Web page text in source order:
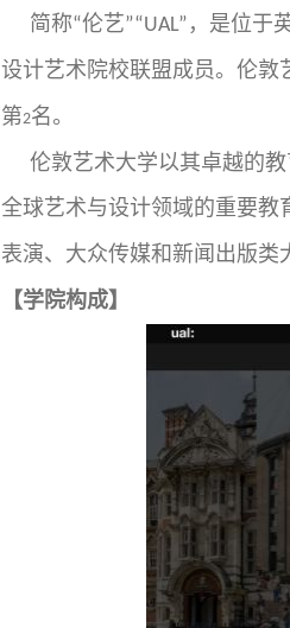
简称“伦艺”“UAL” ，是位于
设计艺术院校联盟成员。伦敦
第2名。
伦敦艺术大学以其卓越的
全球艺术与设计领域的重要教
表演、大众传媒和新闻出版类
【学院构成】